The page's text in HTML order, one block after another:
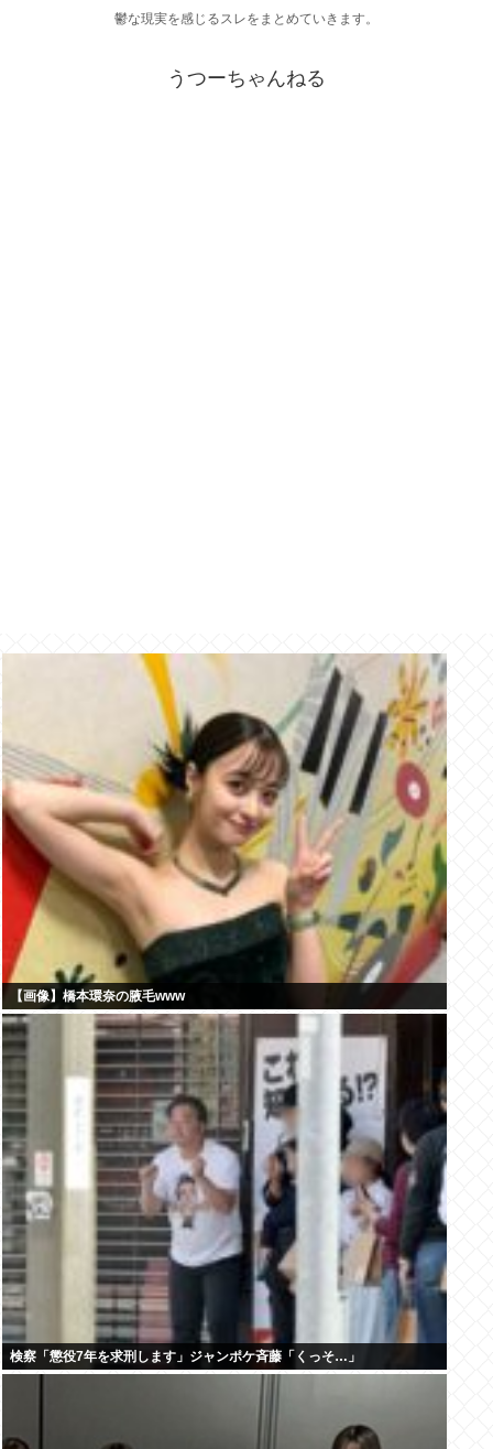
鬱な現実を感じるスレをまとめていきます。
うつーちゃんねる
【画像】橋本環奈の腋毛www
検察「懲役7年を求刑します」ジャンポケ斉藤「くっそ…」